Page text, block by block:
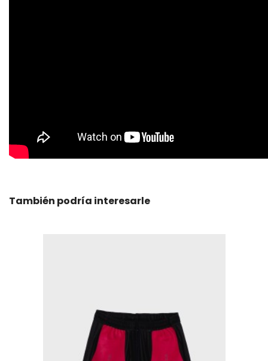
También podría interesarle